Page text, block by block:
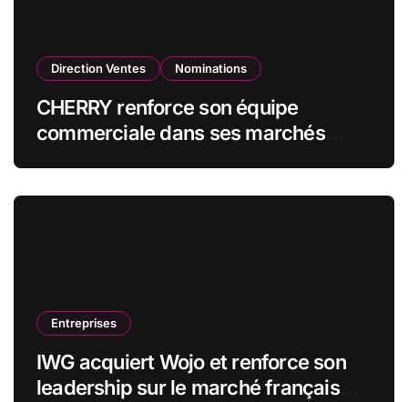
Direction Ventes Nominations
CHERRY renforce son équipe
commerciale dans ses marchés
Entreprises
IWG acquiert Wojo et renforce son
leadership sur le marché français